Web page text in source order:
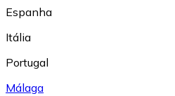
Espanha
Itália
Portugal
Málaga